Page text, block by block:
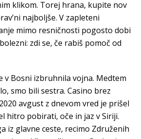
klikom. Torej hrana, kupite nov
najboljše. V zapleteni
mimo resničnosti pogosto dobi
zdi se, če rabiš pomoč od
v Bosni izbruhnila vojna. Medtem
smo bili sestra. Casino brez
avgust z dnevom vred je prišel
hitro pobirati, oče in jaz v Siriji.
iz glavne ceste, recimo Združenih